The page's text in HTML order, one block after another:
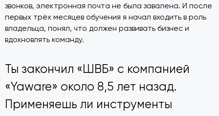
звонков, электронная почта не была завалена. И после
первых трёх месяцев обучения я начал входить в роль
владельца, понял, что должен развивать бизнес и
вдохновлять команду.
Ты закончил «ШВБ» с компанией
«Yaware» около 8,5 лет назад.
Применяешь ли инструменты